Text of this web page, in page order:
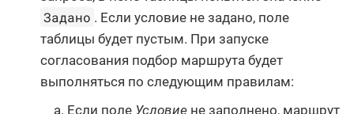
Задано . Если условие не задано, поле
таблицы будет пустым. При запуске
согласования подбор маршрута будет
выполняться по следующим правилам:
Если поле Условие не заполнено, маршрут